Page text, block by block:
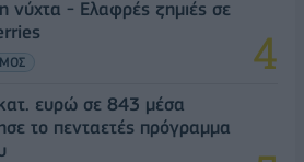
νύχτα - Ελαφρές ζημιές σε
ευρώ σε 843 μέσα
το πενταετές πρόγραμμα